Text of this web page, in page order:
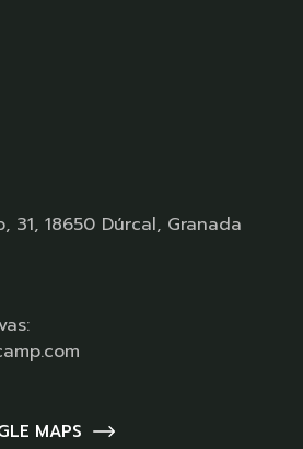
31, 18650 Dúrcal, Granada
MAPS